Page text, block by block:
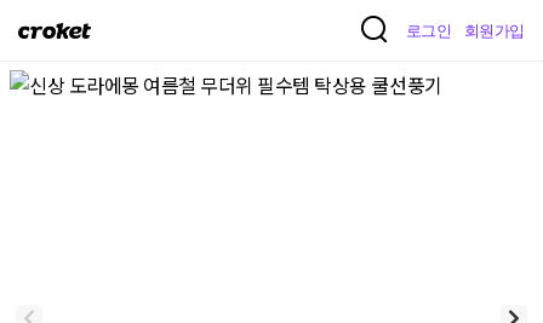
크
켓
로그인 회원가입